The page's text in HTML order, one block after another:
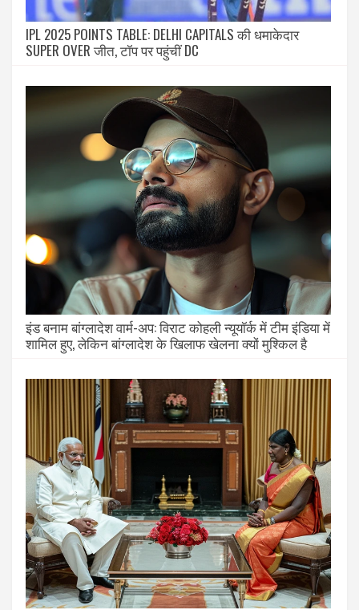
IPL 2025 POINTS TABLE: DELHI CAPITALS की धमाकेदार
SUPER OVER जीत, टॉप पर पहुंचीं DC
इंड बनाम बांग्लादेश वार्म-अप: विराट कोहली न्यूयॉर्क में टीम इंडिया में
शामिल हुए, लेकिन बांग्लादेश के खिलाफ खेलना क्यों मुश्किल है